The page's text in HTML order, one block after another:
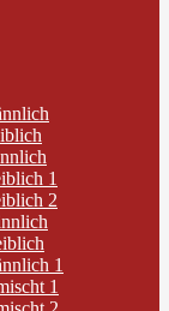
1
2
1
1